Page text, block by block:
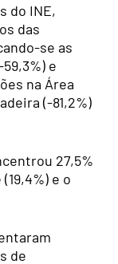
do INE,
das
se as
e
na Área
(-81,2%)
27,5%
e o
de